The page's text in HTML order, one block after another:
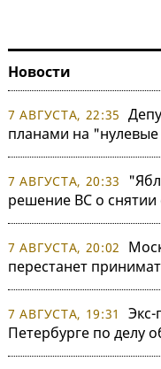
Новости
7 АВГУСТА, 22:35
планами на
7 АВГУСТА, 20:33
решение ВС о снятии
7 АВГУСТА, 20:02
перестанет
7 АВГУСТА, 19:31
Петербурге по делу